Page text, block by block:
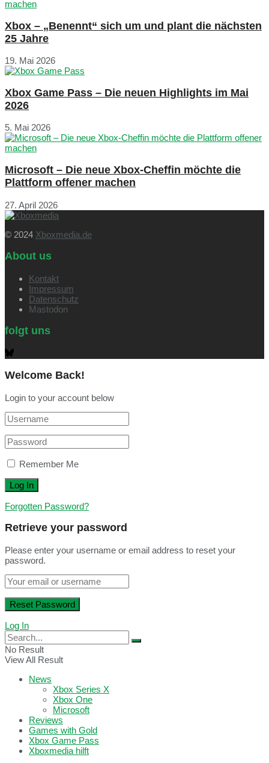
Xbox – „Benennt“ sich um und plant die nächsten
25 Jahre
19. Mai 2026
Xbox Game Pass – Die neuen Highlights im Mai
2026
5. Mai 2026
Microsoft – Die neue Xbox-Cheffin möchte die
Plattform offener machen
27. April 2026
© 2024 Xboxmedia.de
About us
Kontakt
Impressum
Datenschutz
Mastodon
folgt uns
Welcome Back!
Login to your account below
Remember Me
Forgotten Password?
Retrieve your password
Please enter your username or email address to reset your
password.
Log In
No Result
View All Result
News
Xbox Series X
Xbox One
Microsoft
Reviews
Games with Gold
Xbox Game Pass
Xboxmedia hilft